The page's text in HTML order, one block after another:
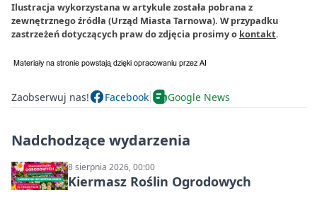
Ilustracja wykorzystana w artykule została pobrana z
zewnętrznego źródła (Urząd Miasta Tarnowa). W przypadku
zastrzeżeń dotyczących praw do zdjęcia prosimy o kontakt.
Zaobserwuj nas! Facebook Google News
Nadchodzące wydarzenia
8 sierpnia 2026, 00:00
Kiermasz Roślin Ogrodowych